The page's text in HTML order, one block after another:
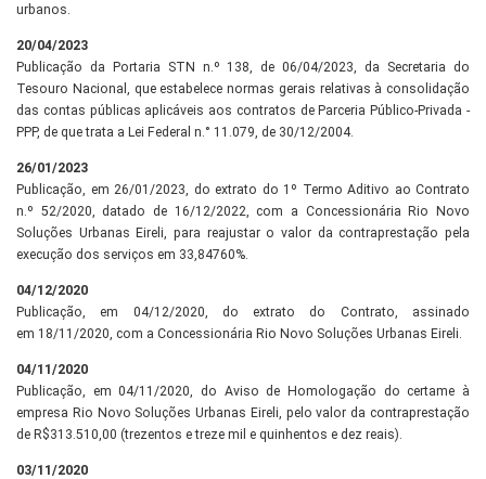
urbanos.
20/04/2023
Publicação da Portaria STN n.º 138, de 06/04/2023, da Secretaria do
Tesouro Nacional, que estabelece normas gerais relativas à consolidação
das contas públicas aplicáveis aos contratos de Parceria Público-Privada -
PPP, de que trata a Lei Federal n.° 11.079, de 30/12/2004.
26/01/2023
Publicação, em 26/01/2023, do extrato do 1º Termo Aditivo ao Contrato
n.º 52/2020, datado de 16/12/2022, com a Concessionária Rio Novo
Soluções Urbanas Eireli, para reajustar o valor da contraprestação pela
execução dos serviços em 33,84760%.
04/12/2020
Publicação, em 04/12/2020, do extrato do Contrato, assinado
em 18/11/2020, com a Concessionária Rio Novo Soluções Urbanas Eireli.
04/11/2020
Publicação, em 04/11/2020, do Aviso de Homologação do certame à
empresa Rio Novo Soluções Urbanas Eireli, pelo valor da contraprestação
de R$313.510,00 (trezentos e treze mil e quinhentos e dez reais).
03/11/2020